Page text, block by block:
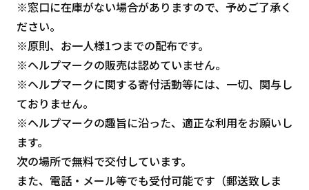
※窓口に在庫がない場合がありますので、予めご了承く
ださい。
※原則、お一人様1つまでの配布です。
※ヘルプマークの販売は認めていません。
※ヘルプマークに関する寄付活動等には、一切、関与し
ておりません。
※ヘルプマークの趣旨に沿った、適正な利用をお願いし
ます。
次の場所で無料で交付しています。
また、電話・メール等でも受付可能です（郵送致しま